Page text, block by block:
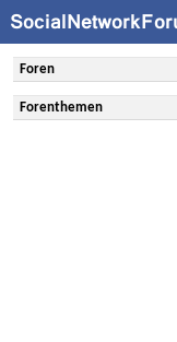
Foren
Forenthemen